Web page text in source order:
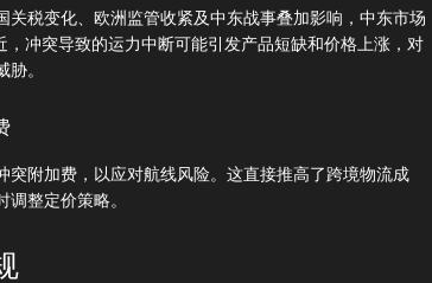
关税变化、欧洲监管收紧及中东战事叠加影响，中东市场
，冲突导致的运力中断可能引发产品短缺和价格上涨，对
。
突附加费，以应对航线风险。这直接推高了跨境物流成
整定价策略。